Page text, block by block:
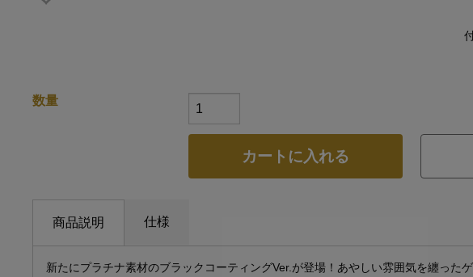
数量
カートに入れる
商品説明 仕様
新たにプラチナ素材のブラックコーティングVer.が登場！あやしい雰囲気を纏った